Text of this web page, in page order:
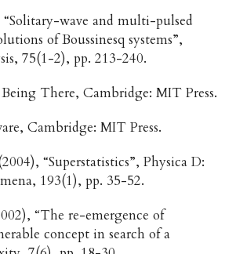
wave and multi-pulsed
of Boussinesq systems”,
75(1-2), pp. 213-240.
There, Cambridge: MIT Press.
Cambridge: MIT Press.
“Superstatistics”, Physica D:
193(1), pp. 35-52.
“The re-emergence of
concept in search of a